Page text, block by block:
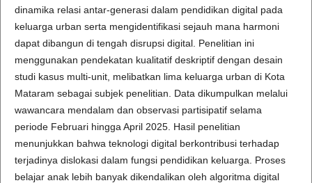
dinamika relasi antar-generasi dalam pendidikan digital pada
keluarga urban serta mengidentifikasi sejauh mana harmoni
dapat dibangun di tengah disrupsi digital. Penelitian ini
menggunakan pendekatan kualitatif deskriptif dengan desain
studi kasus multi-unit, melibatkan lima keluarga urban di Kota
Mataram sebagai subjek penelitian. Data dikumpulkan melalui
wawancara mendalam dan observasi partisipatif selama
periode Februari hingga April 2025. Hasil penelitian
menunjukkan bahwa teknologi digital berkontribusi terhadap
terjadinya dislokasi dalam fungsi pendidikan keluarga. Proses
belajar anak lebih banyak dikendalikan oleh algoritma digital